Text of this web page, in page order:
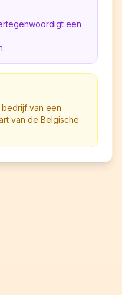
een
van een
van de Belgische